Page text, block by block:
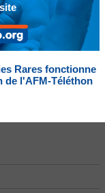
Rares fonctionne
de l'AFM-Téléthon